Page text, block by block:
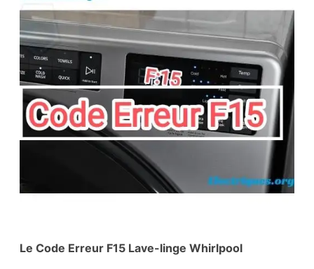
Le Code Erreur F15 Lave-linge Whirlpool